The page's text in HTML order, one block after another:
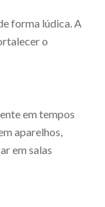
forma lúdica. A
o
em tempos
aparelhos,
em salas